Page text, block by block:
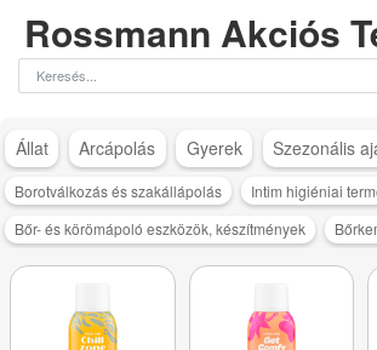
Rossmann Akciós
Állat Arcápolás Gyerek Szezonális
Borotválkozás és szakállápolás Intim higiéniai
Bőr- és körömápoló eszközök, készítmények